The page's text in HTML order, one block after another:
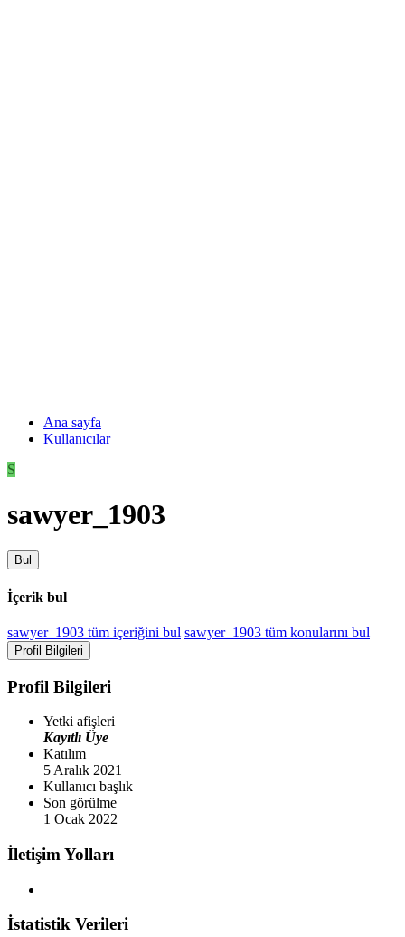
Ana sayfa
Kullanıcılar
S
sawyer_1903
Bul
İçerik bul
sawyer_1903 tüm içeriğini bul sawyer_1903 tüm konularını bul
Profil Bilgileri
Profil Bilgileri
Yetki afişleri
Kayıtlı Üye
Katılım
5 Aralık 2021
Kullanıcı başlık
Son görülme
1 Ocak 2022
İletişim Yolları
İstatistik Verileri